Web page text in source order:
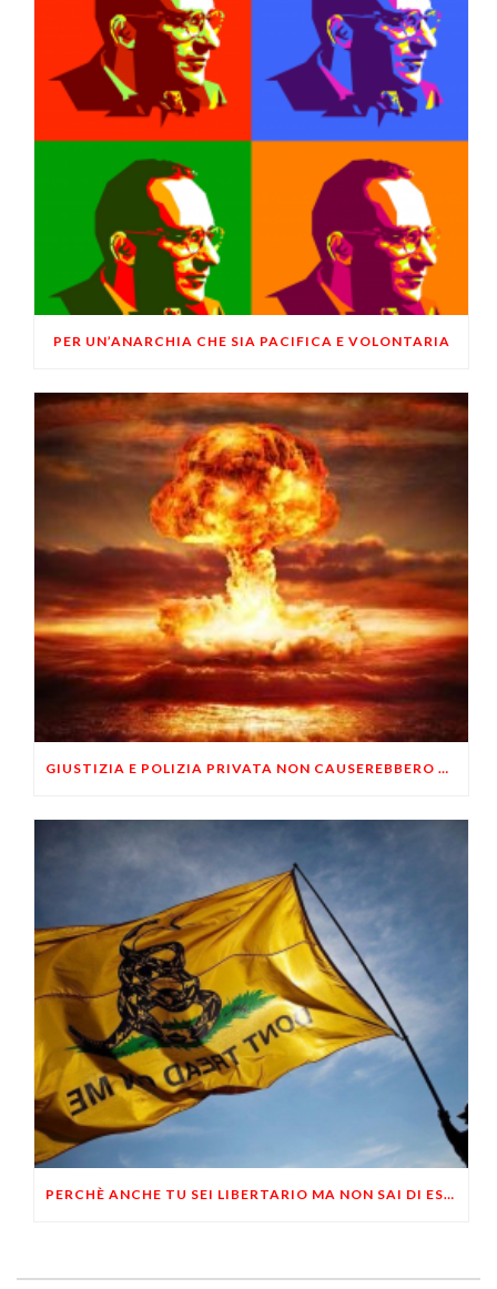
PER UN’ANARCHIA CHE SIA PACIFICA E VOLONTARIA
GIUSTIZIA E POLIZIA PRIVATA NON CAUSEREBBERO UNA GUERRA CIVILE?
PERCHÈ ANCHE TU SEI LIBERTARIO MA NON SAI DI ESSERLO